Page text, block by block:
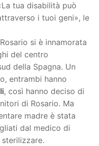
tua disabilità può
i tuoi geni», le
si è innamorata
del centro
della Spagna. Un
entrambi hanno
, così hanno deciso di
di Rosario. Ma
madre è stata
dal medico di